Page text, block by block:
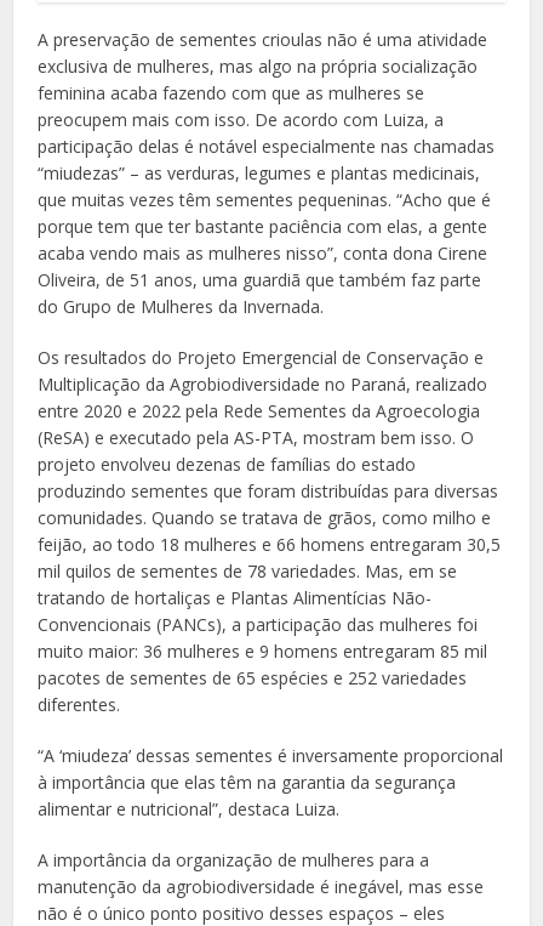
A preservação de sementes crioulas não é uma atividade
exclusiva de mulheres, mas algo na própria socialização
feminina acaba fazendo com que as mulheres se
preocupem mais com isso. De acordo com Luiza, a
participação delas é notável especialmente nas chamadas
“miudezas” – as verduras, legumes e plantas medicinais,
que muitas vezes têm sementes pequeninas. “Acho que é
porque tem que ter bastante paciência com elas, a gente
acaba vendo mais as mulheres nisso”, conta dona Cirene
Oliveira, de 51 anos, uma guardiã que também faz parte
do Grupo de Mulheres da Invernada.
Os resultados do Projeto Emergencial de Conservação e
Multiplicação da Agrobiodiversidade no Paraná, realizado
entre 2020 e 2022 pela Rede Sementes da Agroecologia
(ReSA) e executado pela AS-PTA, mostram bem isso. O
projeto envolveu dezenas de famílias do estado
produzindo sementes que foram distribuídas para diversas
comunidades. Quando se tratava de grãos, como milho e
feijão, ao todo 18 mulheres e 66 homens entregaram 30,5
mil quilos de sementes de 78 variedades. Mas, em se
tratando de hortaliças e Plantas Alimentícias Não-
Convencionais (PANCs), a participação das mulheres foi
muito maior: 36 mulheres e 9 homens entregaram 85 mil
pacotes de sementes de 65 espécies e 252 variedades
diferentes.
“A ‘miudeza’ dessas sementes é inversamente proporcional
à importância que elas têm na garantia da segurança
alimentar e nutricional”, destaca Luiza.
A importância da organização de mulheres para a
manutenção da agrobiodiversidade é inegável, mas esse
não é o único ponto positivo desses espaços – eles